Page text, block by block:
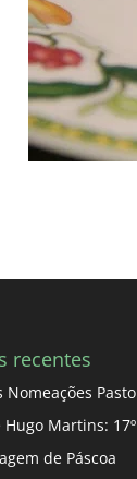
recentes
Nomeações
Hugo Martins:
de Páscoa